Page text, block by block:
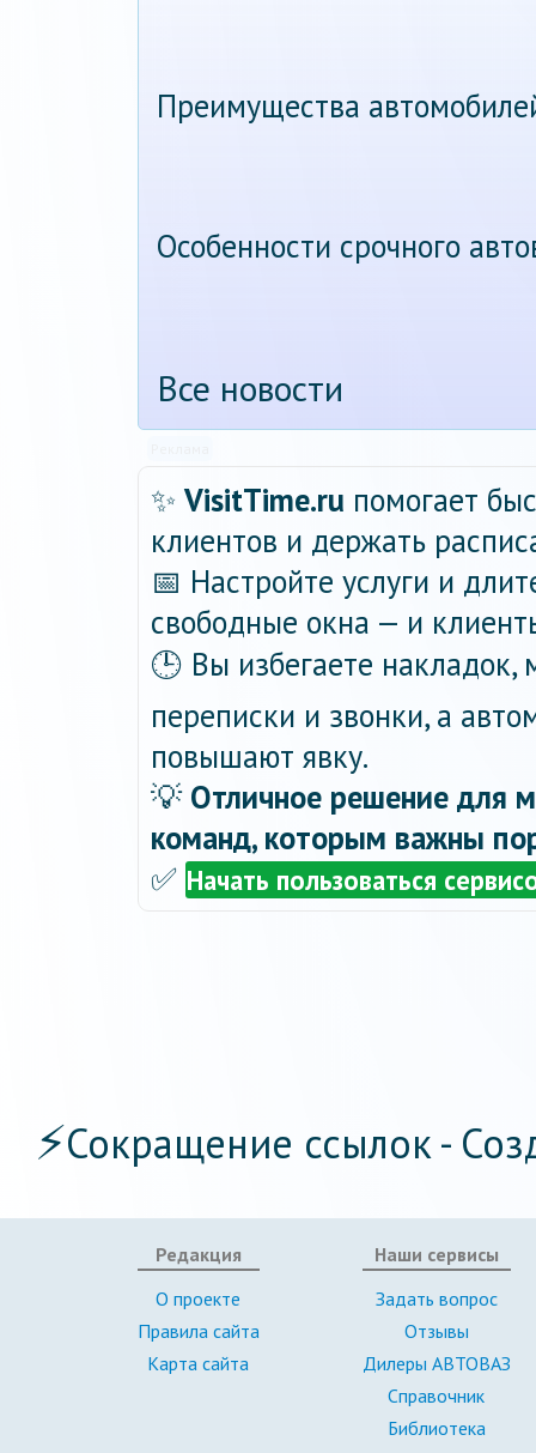
Преимущества
Особенности срочного
Все новости
✨ VisitTime.ru помогает
клиентов и держать
📅 Настройте услуги и
свободные окна — и
🕒 Вы избегаете
переписки и звонки, а
повышают явку.
💡 Отличное решение для
команд, которым важны
✅ Начать пользоваться
⚡Сокращение ссылок -
Редакция
О проекте
Правила сайта
Карта сайта
Наши сервисы
Задать вопрос
Отзывы
Дилеры АВТОВАЗ
Справочник
Библиотека